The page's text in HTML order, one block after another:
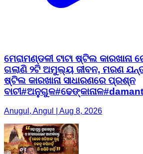
ମେରାମଣ୍ଡଳୀ ଟାଟା ଷ୍ଟିଲ
ଗଲାଣି ୨ଟି ଅମୁଲ୍ୟ ଜୀବନ, ମରଣ
ଷ୍ଟିଲ କାରଖାନା ସାଧାରଣରେ ପ୍ରଶ୍ନ
Anugul, Angul | Aug 8, 2026